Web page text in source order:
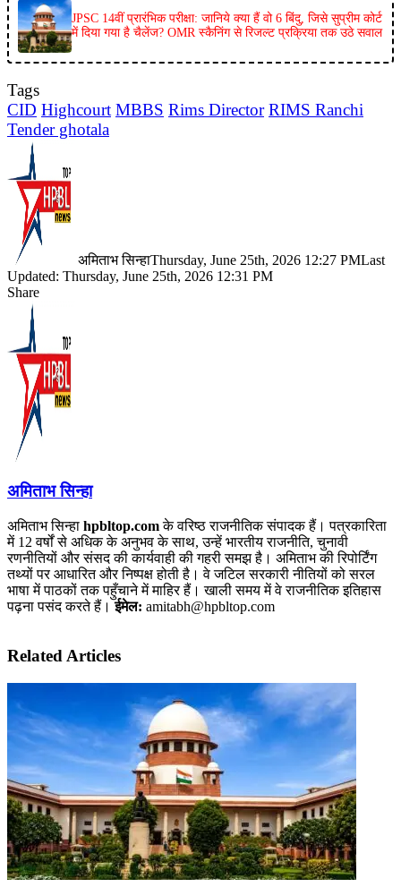
JPSC 14वीं प्रारंभिक परीक्षा: जानिये क्या हैं वो 6 बिंदु, जिसे सुप्रीम कोर्ट
में दिया गया है चैलेंज? OMR स्कैनिंग से रिजल्ट प्रक्रिया तक उठे सवाल
Tags
CID Highcourt MBBS Rims Director RIMS Ranchi
Tender ghotala
अमिताभ सिन्हाThursday, June 25th, 2026 12:27 PMLast
Updated: Thursday, June 25th, 2026 12:31 PM
Share
Facebook
LinkedIn
Pinterest
WhatsApp
Telegram
अमिताभ सिन्हा
अमिताभ सिन्हा hpbltop.comके वरिष्ठ राजनीतिक संपादक हैं। पत्रकारिता
में 12 वर्षों से अधिक के अनुभव के साथ, उन्हें भारतीय राजनीति, चुनावी
रणनीतियों और संसद की कार्यवाही की गहरी समझ है। अमिताभ की रिपोर्टिंग
तथ्यों पर आधारित और निष्पक्ष होती है। वे जटिल सरकारी नीतियों को सरल
भाषा में पाठकों तक पहुँचाने में माहिर हैं। खाली समय में वे राजनीतिक इतिहास
पढ़ना पसंद करते हैं।ईमेल: amitabh@hpbltop.com
Related Articles